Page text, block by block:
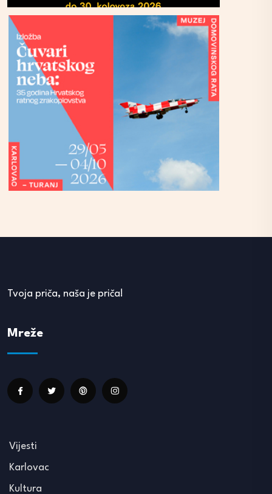
Tvoja priča, naša je priča!
Mreže
Vijesti
Karlovac
Kultura